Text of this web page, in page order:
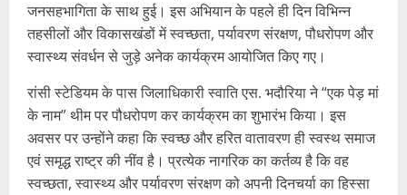
जनसहभागिता के साथ हुई। इस अभियान के पहले ही दिन विभिन्न
तहसीलों और विकासखंडों में स्वच्छता, पर्यावरण संरक्षण, पौधरोपण और
स्वास्थ्य संवर्धन से जुड़े अनेक कार्यक्रम आयोजित किए गए।
रांसी स्टेडियम के पास जिलाधिकारी स्वाति एस. भदौरिया ने “एक पेड़ मां
के नाम” थीम पर पौधरोपण कर कार्यक्रम का शुभारंभ किया। इस
अवसर पर उन्होंने कहा कि स्वच्छ और हरित वातावरण ही स्वस्थ समाज
एवं समृद्ध राष्ट्र की नींव है। प्रत्येक नागरिक का कर्तव्य है कि वह
स्वच्छता, स्वास्थ्य और पर्यावरण संरक्षण को अपनी दिनचर्या का हिस्सा